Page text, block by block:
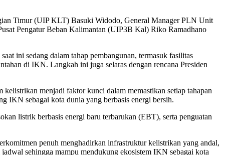
Timur (UIP KLT) Basuki Widodo, General Manager PLN Unit
Pengatur Beban Kalimantan (UIP3B Kal) Riko Ramadhano
ini sedang dalam tahap pembangunan, termasuk fasilitas
di IKN. Langkah ini juga selaras dengan rencana Presiden
menjadi faktor kunci dalam memastikan setiap tahapan
IKN sebagai kota dunia yang berbasis energi bersih.
listrik berbasis energi baru terbarukan (EBT), serta penguatan
penuh menghadirkan infrastruktur kelistrikan yang andal,
sehingga mampu mendukung ekosistem IKN sebagai kota